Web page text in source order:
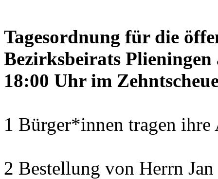
Tagesordnung für die
Bezirksbeirats
18:00 Uhr im
1 Bürger*innen tragen
2 Bestellung von Herrn